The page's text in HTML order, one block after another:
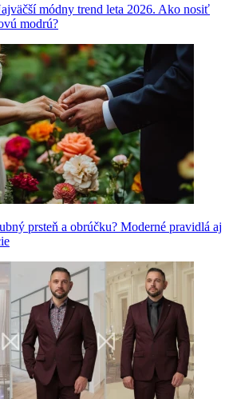
módny trend leta 2026. Ako nosiť
modrú?
prsteň a obrúčku? Moderné pravidlá aj